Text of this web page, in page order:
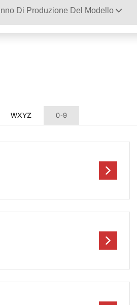
Di Produzione Del Modello
WXYZ 0-9